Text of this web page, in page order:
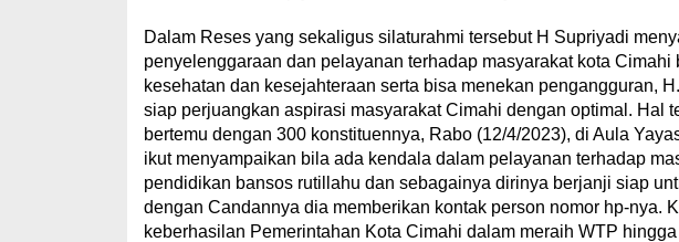
Dalam Reses yang sekaligus silaturahmi tersebut H Supriyadi
penyelenggaraan dan pelayanan terhadap masyarakat kota
kesehatan dan kesejahteraan serta bisa menekan pengangguran,
siap perjuangkan aspirasi masyarakat Cimahi dengan optimal. Hal
bertemu dengan 300 konstituennya, Rabo (12/4/2023), di Aula
ikut menyampaikan bila ada kendala dalam pelayanan terhadap
pendidikan bansos rutillahu dan sebagainya dirinya berjanji siap
dengan Candannya dia memberikan kontak person nomor hp-nya.
keberhasilan Pemerintahan Kota Cimahi dalam meraih WTP